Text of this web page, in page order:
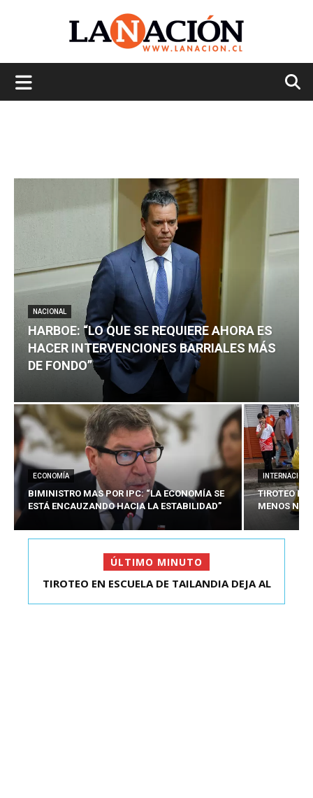
NACIONAL
HARBOE: “LO QUE SE REQUIERE AHORA ES
HACER INTERVENCIONES BARRIALES MÁS
DE FONDO”
ECONOMÍA
BIMINISTRO MAS POR IPC: “LA ECONOMÍA SE
ESTÁ ENCAUZANDO HACIA LA ESTABILIDAD”
TIROTEO
MENOS
ÚLTIMO MINUTO
HARBOE: “LO QUE SE REQUIERE AHORA ES HACER
TIROTEO EN ESCUELA DE TAILANDIA DEJA AL